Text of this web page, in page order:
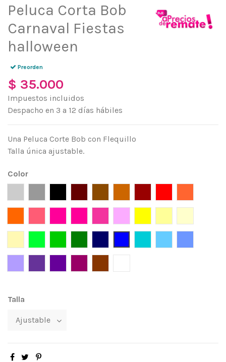
Peluca Corta Bob
Carnaval Fiestas
halloween
Preorden
$ 35.000
Impuestos incluidos
Despacho en 3 a 12 días hábiles
Una Peluca Corte Bob con Flequillo
Talla única ajustable.
Color
Talla